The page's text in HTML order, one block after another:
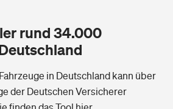
rund 34.000
in Deutschland kann über
der Deutschen Versicherer